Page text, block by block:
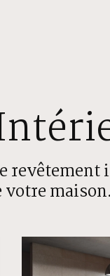
votre maison.